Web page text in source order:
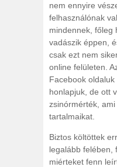
nem ennyire
felhasználónak
mindennek, főleg
vadászik éppen,
csak ezt nem
online felületen.
Facebook
honlapjuk, de ott
zsinórmérték,
tartalmaikat.
Biztos költöttek
legalább felében,
miérteket fenn